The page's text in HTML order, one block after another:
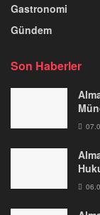
Gastronomi
Gündem
Son Haberler